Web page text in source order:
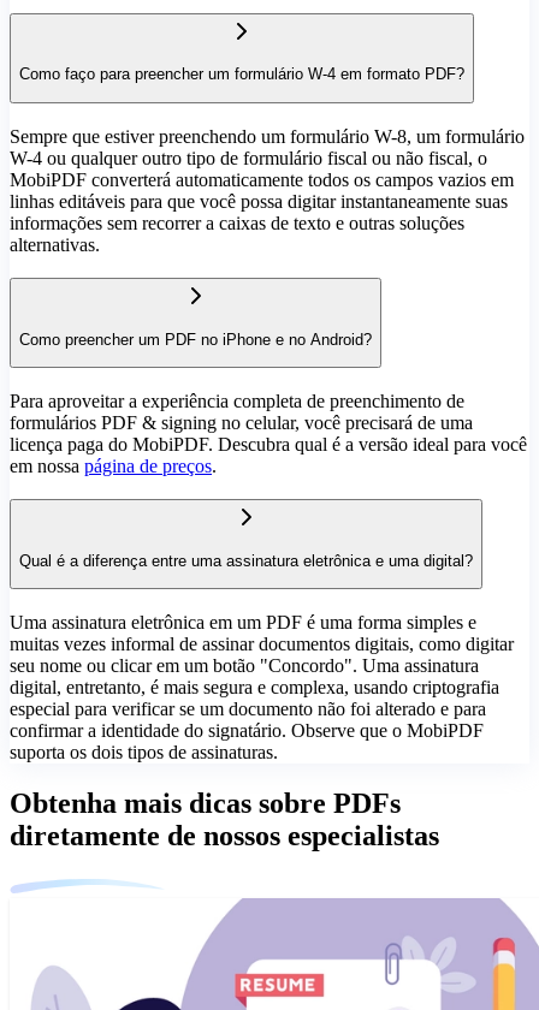
Como faço para preencher um formulário W-4 em formato PDF?
Sempre que estiver preenchendo um formulário W-8, um formulário
W-4 ou qualquer outro tipo de formulário fiscal ou não fiscal, o
MobiPDF converterá automaticamente todos os campos vazios em
linhas editáveis para que você possa digitar instantaneamente suas
informações sem recorrer a caixas de texto e outras soluções
alternativas.
Como preencher um PDF no iPhone e no Android?
Para aproveitar a experiência completa de preenchimento de
formulários PDF & signing no celular, você precisará de uma
licença paga do MobiPDF. Descubra qual é a versão ideal para você
em nossa página de preços.
Qual é a diferença entre uma assinatura eletrônica e uma digital?
Uma assinatura eletrônica em um PDF é uma forma simples e
muitas vezes informal de assinar documentos digitais, como digitar
seu nome ou clicar em um botão "Concordo". Uma assinatura
digital, entretanto, é mais segura e complexa, usando criptografia
especial para verificar se um documento não foi alterado e para
confirmar a identidade do signatário. Observe que o MobiPDF
suporta os dois tipos de assinaturas.
Obtenha mais dicas sobre PDFs
diretamente de nossos especialistas